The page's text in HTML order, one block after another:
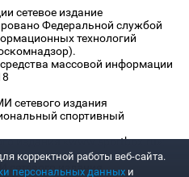
сетевое издание
Федеральной службой
технологий
массовой информации
сетевого издания
спортивный
издания «www.sportbox.ru»:
сетевого издания
корректной работы веб-сайта.
персональных данных и